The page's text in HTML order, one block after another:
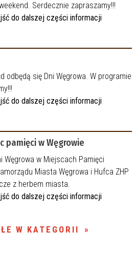
Serdecznie zapraszamy!!!
do dalszej części informacji
odbędą się Dni Węgrowa. W programie
do dalszej części informacji
pamięci w Węgrowie
Węgrowa w Miejscach Pamięci
Miasta Węgrowa i Hufca ZHP
z herbem miasta.
do dalszej części informacji
W KATEGORII